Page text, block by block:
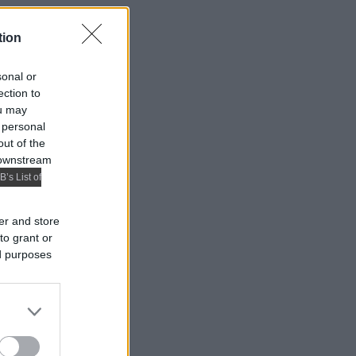
or
to
may
of the
List of
and store
grant or
purposes